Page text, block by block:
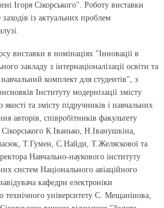
Ігоря Сікорського". Роботу виставки
із актуальних проблем
виставки в номінаціях "Інновації в
закладу з інтернаціоналізації освіти та
комплект для студентів", з
Інституту модернізації змісту
та змісту підручників і навчальних
авторів, співробітників факультету
К.Іванько, Н.Іванушкіна,
Т.Гумен, С.Найди, Т.Желяскової та
Навчально-наукового інституту
систем Національного авіаційного
кафедри електроніки
технічного університету С. Мещанінова,